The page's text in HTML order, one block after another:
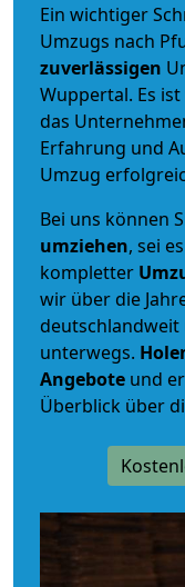
Ein wichtiger
Umzugs nach
zuverlässigen
Wuppertal. Es
das
Erfahrung und
Umzug
Bei uns können
umziehen, sei
kompletter
wir über die
unterwegs.
Angebote und
Überblick über